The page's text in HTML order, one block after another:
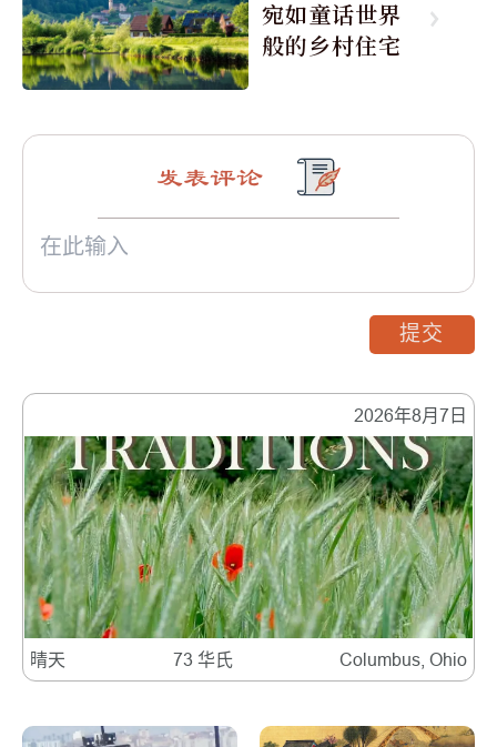
宛如童话世界
般的乡村住宅
2026年8月7日
晴天 73 华氏 Columbus, Ohio
发表评论
提交